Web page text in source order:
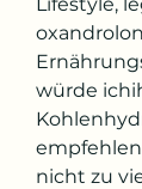
würde
nicht zu